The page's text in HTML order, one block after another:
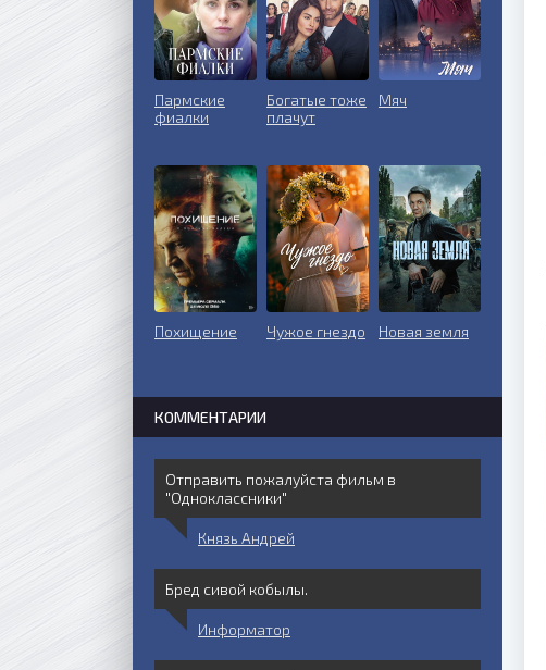
Пармские
фиалки
Богатые тоже
плачут
Мяч
Похищение Чужое гнездо Новая земля
КОММЕНТАРИИ
Отправить пожалуйста фильм в
"Одноклассники"
Князь Андрей
Бред сивой кобылы.
Информатор